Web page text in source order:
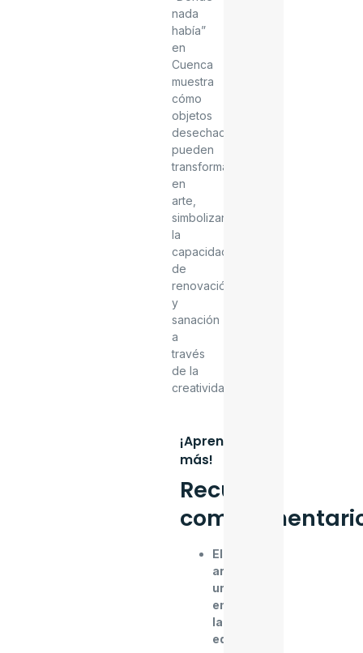
nada
había”
en
Cuenca
muestra
cómo
objetos
desechados
pueden
transformarse
en
arte,
simbolizando
la
capacidad
de
renovación
y
sanación
a
través
de la
creatividad.
¡Aprende
más!
Recursos
El
arte
urbano
en
la
educación